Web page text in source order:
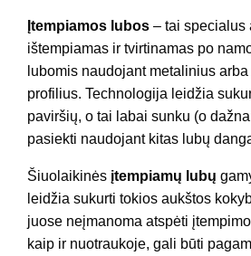
Įtempiamos lubos – tai specialus
ištempiamas ir tvirtinamas po
lubomis naudojant metalinius
profilius. Technologija leidžia
paviršių, o tai labai sunku (o
pasiekti naudojant kitas lubų
Šiuolaikinės įtempiamų lubų
leidžia sukurti tokios aukštos
juose neįmanoma atspėti
kaip ir nuotraukoje, gali būti